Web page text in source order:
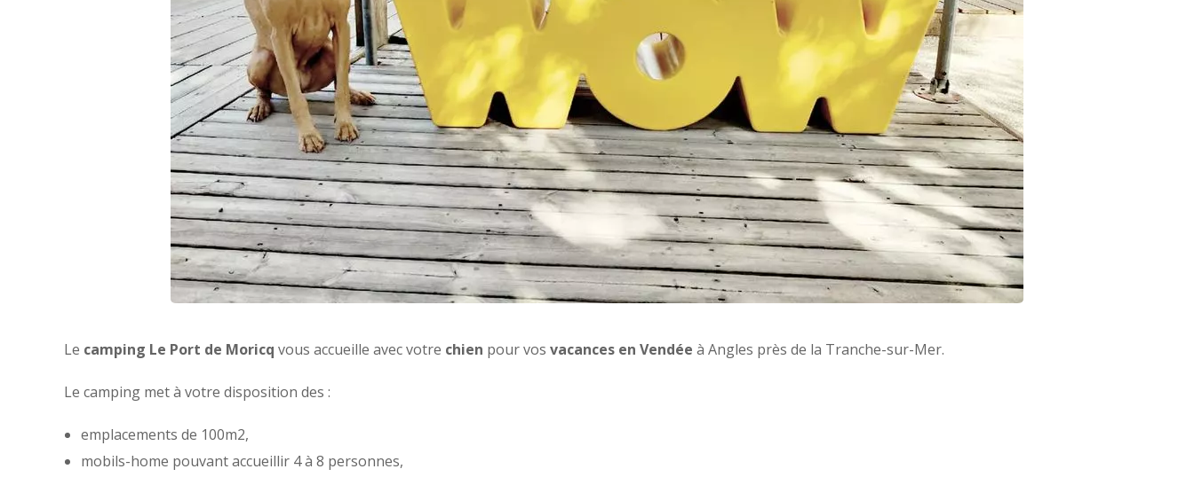
Le camping Le Port de Moricq vous accueille avec votre chien pour vos vacances en Vendée à Angles près de la Tranche-sur-Mer.
Le camping met à votre disposition des :
emplacements de 100m2,
mobils-home pouvant accueillir 4 à 8 personnes,